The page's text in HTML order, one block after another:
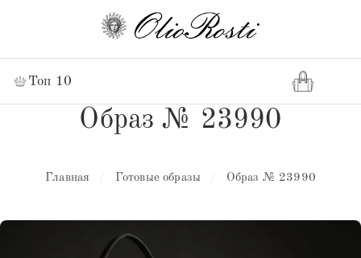
Топ 10
Образ № 23990
Главная Готовые образы Образ № 23990